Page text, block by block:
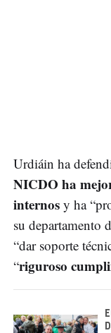
Urdiáin ha
NICDO ha
internos y ha
su departamento
“dar soporte
“riguroso